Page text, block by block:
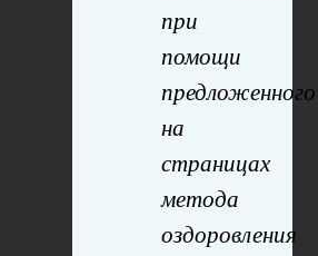
при
помощи
предложенного
на
страницах
метода
оздоровления